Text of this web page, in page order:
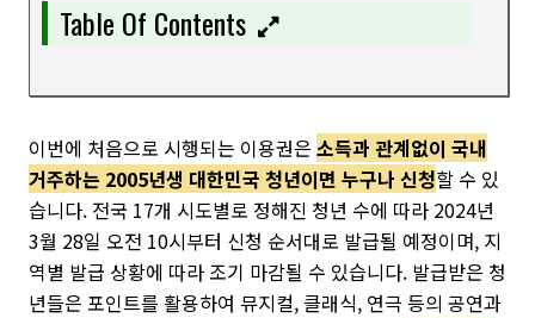
Table Of Contents
이번에 처음으로 시행되는 이용권은 소득과 관계없이 국내
거주하는 2005년생 대한민국 청년이면 누구나 신청할 수 있
습니다. 전국 17개 시도별로 정해진 청년 수에 따라 2024년
3월 28일 오전 10시부터 신청 순서대로 발급될 예정이며, 지
역별 발급 상황에 따라 조기 마감될 수 있습니다. 발급받은 청
년들은 포인트를 활용하여 뮤지컬, 클래식, 연극 등의 공연과